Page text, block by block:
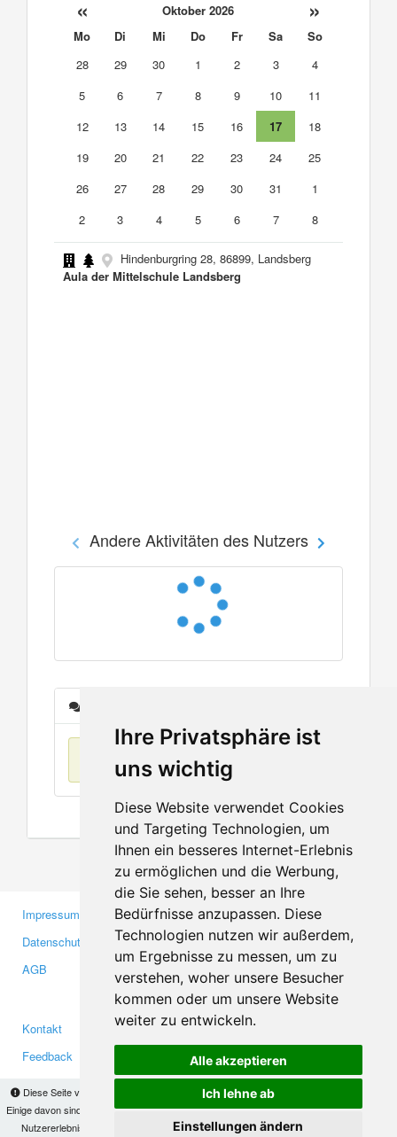
Ihre Privatsphäre ist
uns wichtig
Diese Website verwendet Cookies
und Targeting Technologien, um
Ihnen ein besseres Internet-Erlebnis
zu ermöglichen und die Werbung,
die Sie sehen, besser an Ihre
Bedürfnisse anzupassen. Diese
Technologien nutzen wir außerdem,
um Ergebnisse zu messen, um zu
verstehen, woher unsere Besucher
kommen oder um unsere Website
weiter zu entwickeln.
Alle akzeptieren
Ich lehne ab
Einstellungen ändern
Diese Seite verwendet Cookies, um Informationen auf Ihrem Computer zu speichern.
Einige davon sind notwendig, damit unsere Seite funktioniert, andere helfen uns dabei, das
Nutzererlebnis zu verbessern. Mit der Nutzung dieser Seite erklären Sie sich damit
« Oktober 2026 »
Mo Di Mi Do Fr Sa
So
28
29 30 1 2 3
4
5
6 7 8 9 10
11
12
13 14 15 16 17
18
19
20 21 22 23 24
25
26
27 28 29 30 31
1
2
3 4 5 6 7 8
Hindenburgring 28, 86899, Landsberg
Aula der Mittelschule Landsberg
Andere Aktivitäten des Nutzers
Keine Einträge
Impressum
Datenschutzerklärung
AGB
Gewerbetreibende
Investoren
Medien
Kontakt
Feedback
Facebook
Twitter
YouTube
Google+